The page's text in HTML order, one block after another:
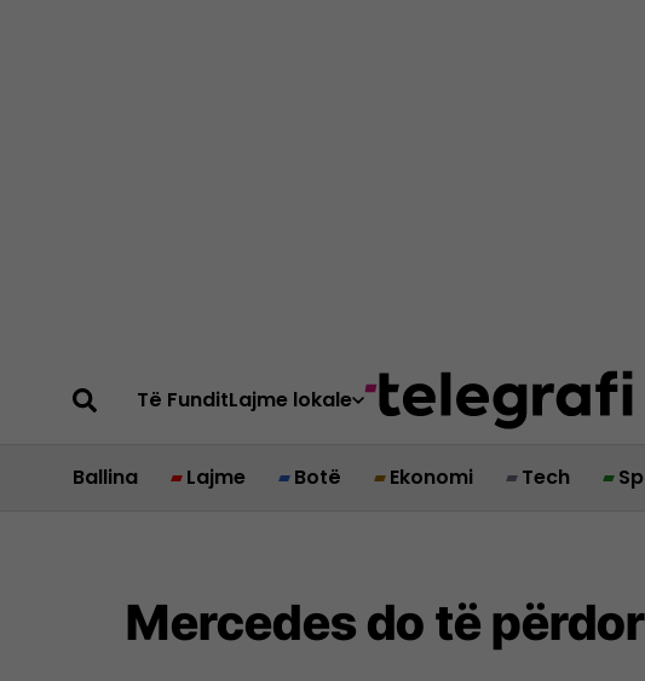
Të FunditLajme lokale
Ballina Lajme Botë Ekonomi Tech
Mercedes do të